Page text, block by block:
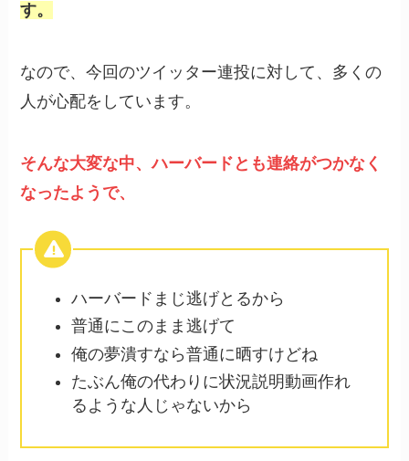
す。
なので、今回のツイッター連投に対して、多くの
人が心配をしています。
そんな大変な中、ハーバードとも連絡がつかなく
なったようで、
ハーバードまじ逃げとるから
普通にこのまま逃げて
俺の夢潰すなら普通に晒すけどね
たぶん俺の代わりに状況説明動画作れ
るような人じゃないから